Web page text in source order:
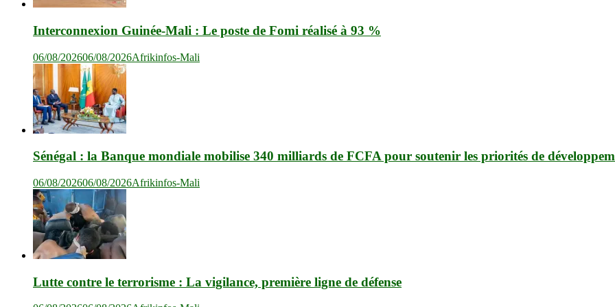
Interconnexion Guinée-Mali : Le poste de Fomi réalisé à 93 %
06/08/202606/08/2026Afrikinfos-Mali
Sénégal : la Banque mondiale mobilise 340 milliards de FCFA pour soutenir les priorités de
06/08/202606/08/2026Afrikinfos-Mali
Lutte contre le terrorisme : La vigilance, première ligne de défense